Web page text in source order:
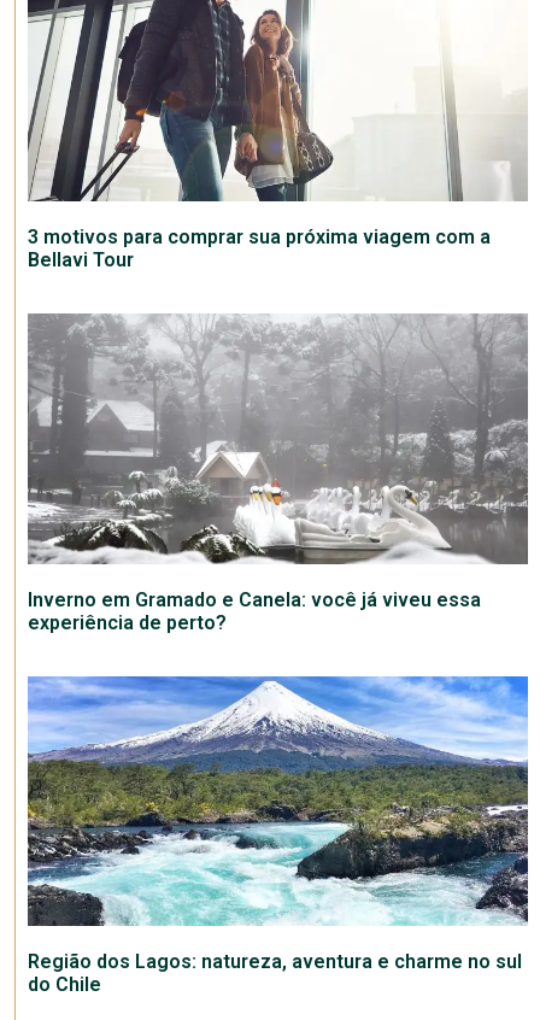
3 motivos para comprar sua próxima viagem com a
Bellavi Tour
Inverno em Gramado e Canela: você já viveu essa
experiência de perto?
Região dos Lagos: natureza, aventura e charme no sul
do Chile